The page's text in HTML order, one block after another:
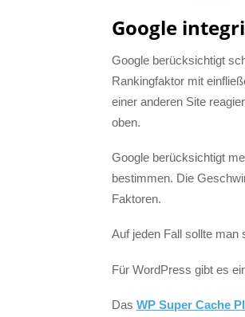
Google
Google berücksichtigt
Rankingfaktor mit
einer anderen Site
oben.
Google berücksichtigt
bestimmen. Die
Faktoren.
Auf jeden Fall sollte man
Für WordPress gibt es
Das WP Super Cache